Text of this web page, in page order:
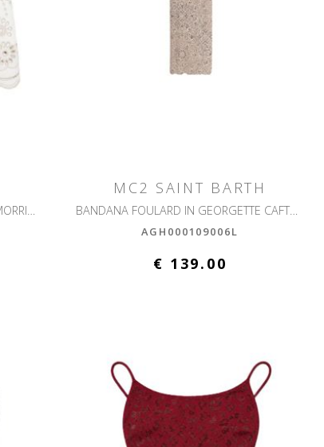
MC2 SAINT BARTH
BANDANA FOULARD IN GEORGETTE CAFTANO LUNGO AGHATA
AGH000109006L
€ 139.00